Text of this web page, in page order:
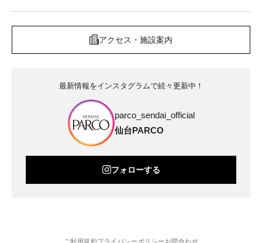
アクセス・施設案内
最新情報をインスタグラムで続々更新中！
parco_sendai_official
仙台PARCO
フォローする
ご利用規約プライバシーポリシー お問合わせ